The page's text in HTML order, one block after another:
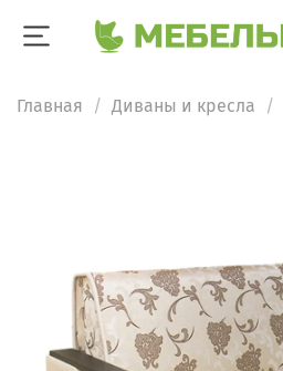
Главная Диваны и кресла